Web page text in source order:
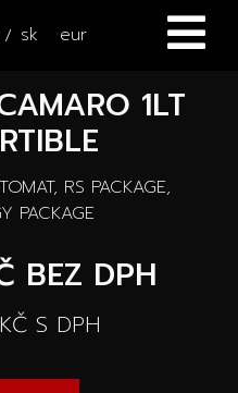
sk eur
1LT
RS PACKAGE,
PACKAGE
BEZ DPH
S DPH